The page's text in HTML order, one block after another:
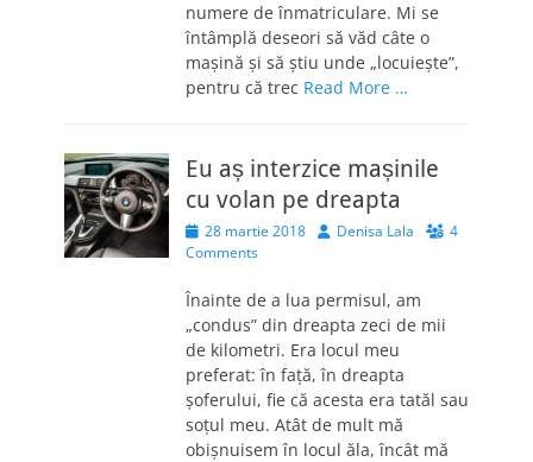
numere de înmatriculare. Mi se
întâmplă deseori să văd câte o
mașină și să știu unde „locuiește”,
pentru că trec Read More …
Eu aș interzice mașinile
cu volan pe dreapta
Posted
on
28 martie 2018 AuthorDenisa Lala
4
Comments
Înainte de a lua permisul, am
„condus” din dreapta zeci de mii
de kilometri. Era locul meu
preferat: în față, în dreapta
șoferului, fie că acesta era tatăl sau
soțul meu. Atât de mult mă
obișnuisem în locul ăla, încât mă